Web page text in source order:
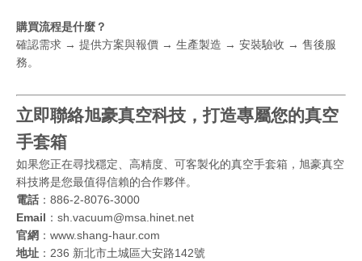
購買流程是什麼？
確認需求 → 提供方案與報價 → 生產製造 → 安裝驗收 → 售後服
務。
立即聯絡旭豪真空科技，打造專屬您的真空
手套箱
如果您正在尋找穩定、高精度、可客製化的真空手套箱，旭豪真空
科技將是您最值得信賴的合作夥伴。
電話 ：886-2-8076-3000
Email ： sh.vacuum@msa.hinet.net
官網 ： www.shang-haur.com
地址 ：236 新北市土城區大安路142號